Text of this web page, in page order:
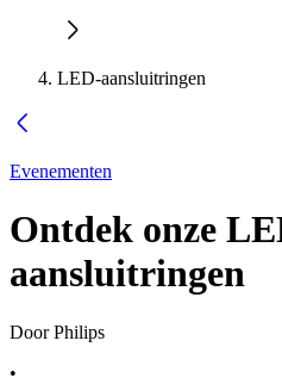
LED-aansluitringen
Evenementen
Ontdek onze
aansluitringen
Door Philips
•